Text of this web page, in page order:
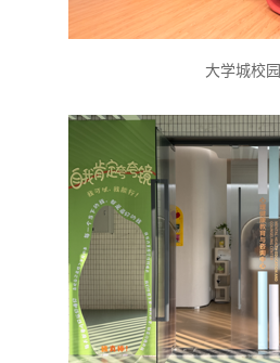
大学城校园